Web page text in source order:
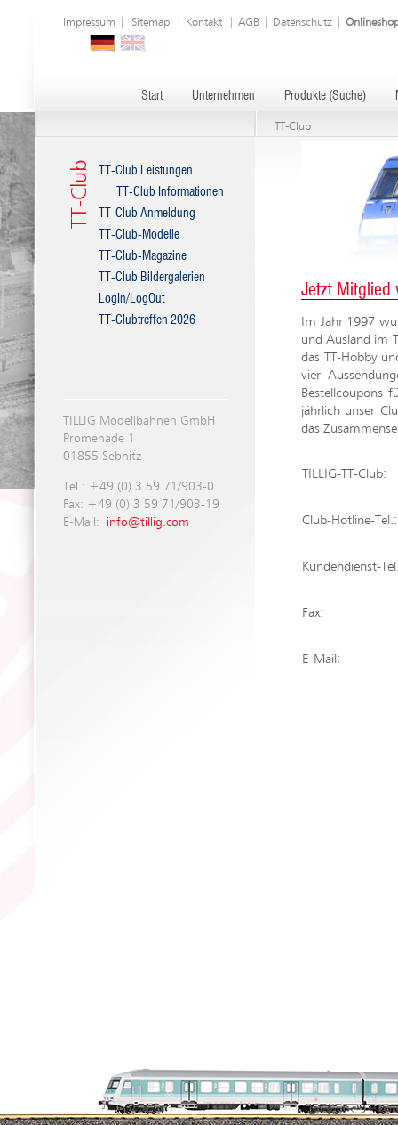
Impressum Sitemap Kontakt AGB Datenschutz
Start Unternehmen Produkte (Suche)
TT-Club
TT-Club
TT-Club Leistungen
TT-Club Informationen
TT-Club Anmeldung
TT-Club-Modelle
TT-Club-Magazine
TT-Club Bildergalerien
LogIn/LogOut
TT-Clubtreffen 2026
TILLIG Modellbahnen GmbH
Promenade 1
01855 Sebnitz
Tel.: +49 (0) 3 59 71/903-0
Fax: +49 (0) 3 59 71/903-19
E-Mail: info@tillig.com
Jetzt Mitglied
Im Jahr 1997
und Ausland im
das TT-Hobby
vier
Bestellcoupons
jährlich unser
das
TILLIG-TT-Club:
Club-Hotline-
Kundendienst-
Fax:
E-Mail: